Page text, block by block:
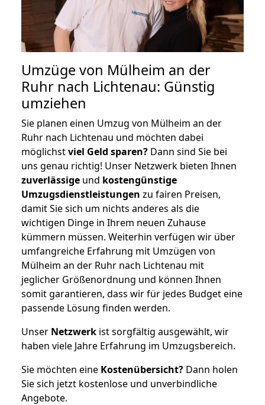
Umzüge von Mülheim an der
Ruhr nach Lichtenau: Günstig
umziehen
Sie planen einen Umzug von Mülheim an der
Ruhr nach Lichtenau und möchten dabei
möglichstviel Geld sparen? Dann sind Sie bei
uns genau richtig! Unser Netzwerk bieten Ihnen
zuverlässige und kostengünstige
Umzugsdienstleistungen zu fairen Preisen,
damit Sie sich um nichts anderes als die
wichtigen Dinge in Ihrem neuen Zuhause
kümmern müssen. Weiterhin verfügen wir über
umfangreiche Erfahrung mit Umzügen von
Mülheim an der Ruhr nach Lichtenau mit
jeglicher Größenordnung und können Ihnen
somit garantieren, dass wir für jedes Budget eine
passende Lösung finden werden.
Unser Netzwerk ist sorgfältig ausgewählt, wir
haben viele Jahre Erfahrung im Umzugsbereich.
Sie möchten eine Kostenübersicht? Dann holen
Sie sich jetzt kostenlose und unverbindliche
Angebote.